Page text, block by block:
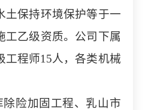
土保持环境保护等于一
工乙级资质。公司下属
工程师15人，各类机械
除险加固工程、乳山市